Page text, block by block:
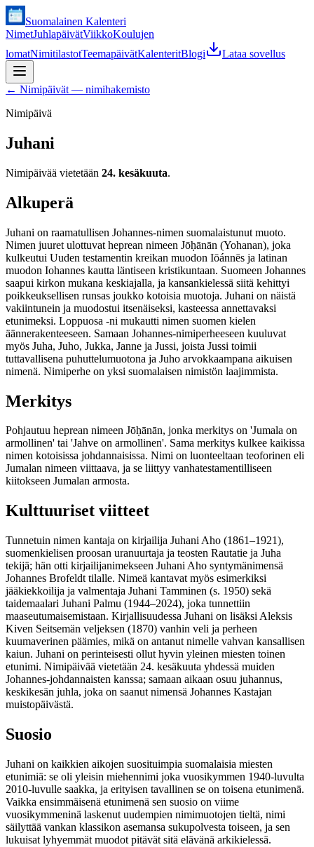
Suomalainen Kalenteri
NimetJuhlapäivätViikkoKoulujen
lomatNimitilastotTeemapäivätKalenteritBlogi Lataa sovellus
← Nimipäivät — nimihakemisto
Nimipäivä
Juhani
Nimipäivää vietetään 24. kesäkuuta.
Alkuperä
Juhani on raamatullisen Johannes-nimen suomalaistunut muoto.
Nimen juuret ulottuvat heprean nimeen Jōḥānān (Yohanan), joka
kulkeutui Uuden testamentin kreikan muodon Iōánnēs ja latinan
muodon Iohannes kautta läntiseen kristikuntaan. Suomeen Johannes
saapui kirkon mukana keskiajalla, ja kansankielessä siitä kehittyi
poikkeuksellisen runsas joukko kotoisia muotoja. Juhani on näistä
vakiintunein ja muodostui itsenäiseksi, kasteessa annettavaksi
etunimeksi. Loppuosa -ni mukautti nimen suomen kielen
äännerakenteeseen. Samaan Johannes-nimiperheeseen kuuluvat
myös Juha, Juho, Jukka, Janne ja Jussi, joista Jussi toimii
tuttavallisena puhuttelumuotona ja Juho arvokkaampana aikuisen
nimenä. Nimiperhe on yksi suomalaisen nimistön laajimmista.
Merkitys
Pohjautuu heprean nimeen Jōḥānān, jonka merkitys on 'Jumala on
armollinen' tai 'Jahve on armollinen'. Sama merkitys kulkee kaikissa
nimen kotoisissa johdannaisissa. Nimi on luonteeltaan teoforinen eli
Jumalan nimeen viittaava, ja se liittyy vanhatestamentilliseen
kiitokseen Jumalan armosta.
Kulttuuriset viitteet
Tunnetuin nimen kantaja on kirjailija Juhani Aho (1861–1921),
suomenkielisen proosan uranuurtaja ja teosten Rautatie ja Juha
tekijä; hän otti kirjailijanimekseen Juhani Aho syntymänimensä
Johannes Brofeldt tilalle. Nimeä kantavat myös esimerkiksi
jääkiekkoilija ja valmentaja Juhani Tamminen (s. 1950) sekä
taidemaalari Juhani Palmu (1944–2024), joka tunnettiin
maaseutumaisemistaan. Kirjallisuudessa Juhani on lisäksi Aleksis
Kiven Seitsemän veljeksen (1870) vanhin veli ja perheen
kuumaverinen päämies, mikä on antanut nimelle vahvan kansallisen
kaiun. Juhani on perinteisesti ollut hyvin yleinen miesten toinen
etunimi. Nimipäivää vietetään 24. kesäkuuta yhdessä muiden
Johannes-johdannaisten kanssa; samaan aikaan osuu juhannus,
keskikesän juhla, joka on saanut nimensä Johannes Kastajan
muistopäivästä.
Suosio
Juhani on kaikkien aikojen suosituimpia suomalaisia miesten
etunimiä: se oli yleisin miehennimi joka vuosikymmen 1940-luvulta
2010-luvulle saakka, ja erityisen tavallinen se on toisena etunimenä.
Vaikka ensimmäisenä etunimenä sen suosio on viime
vuosikymmeninä laskenut uudempien nimimuotojen tieltä, nimi
säilyttää vankan klassikon asemansa sukupolvesta toiseen, ja sen
lukuisat lyhyemmät muodot pitävät sitä elävänä arkikielessä.